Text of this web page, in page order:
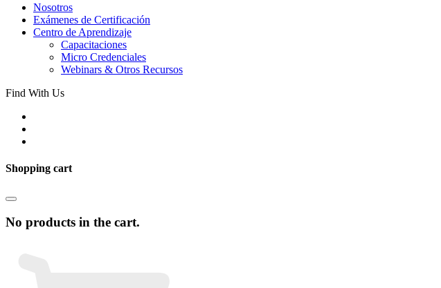
Nosotros
Exámenes de Certificación
Centro de Aprendizaje
Capacitaciones
Micro Credenciales
Webinars & Otros Recursos
Find With Us
Shopping cart
No products in the cart.